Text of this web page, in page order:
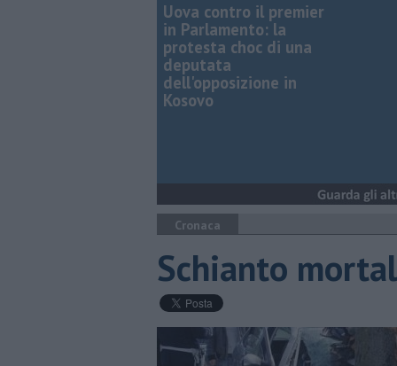
Uova contro il premier
in Parlamento: la
protesta choc di una
deputata
dell'opposizione in
Kosovo
Cronaca
Schianto